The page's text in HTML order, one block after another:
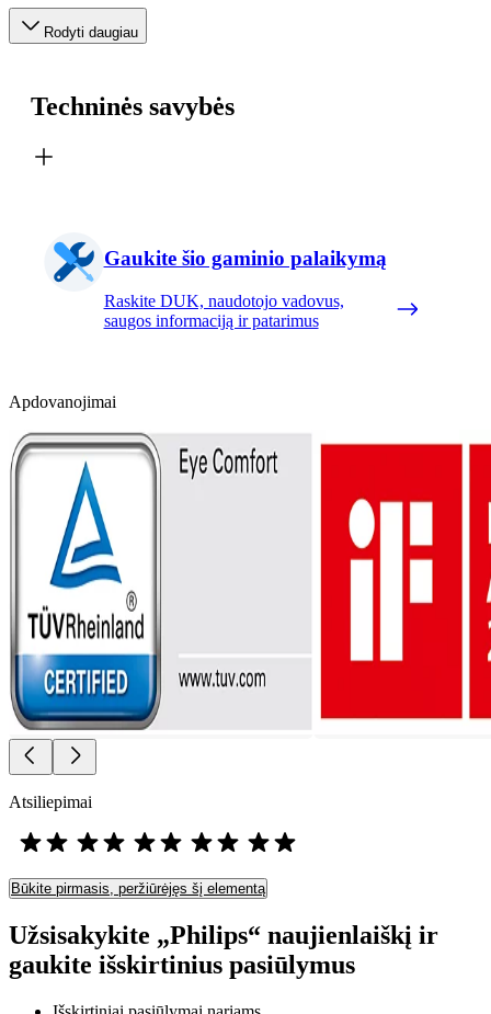
Rodyti daugiau
Techninės savybės
Gaukite šio gaminio palaikymą
Raskite DUK, naudotojo vadovus,
saugos informaciją ir patarimus
Apdovanojimai
Atsiliepimai
Būkite pirmasis, peržiūrėjęs šį elementą
Užsisakykite „Philips“ naujienlaiškį ir
gaukite išskirtinius pasiūlymus